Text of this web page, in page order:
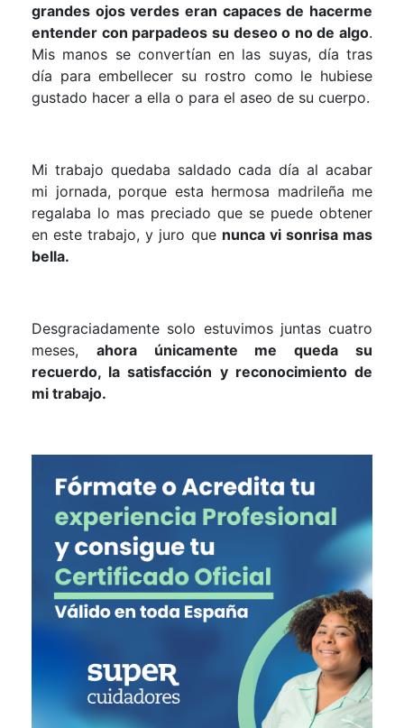
grandes ojos verdes eran capaces de hacerme
entender con parpadeos su deseo o no de algo.
Mis manos se convertían en las suyas, día tras
día para embellecer su rostro como le hubiese
gustado hacer a ella o para el aseo de su cuerpo.
Mi trabajo quedaba saldado cada día al acabar
mi jornada, porque esta hermosa madrileña me
regalaba lo mas preciado que se puede obtener
en este trabajo, y juro que nunca vi sonrisa mas
bella.
Desgraciadamente solo estuvimos juntas cuatro
meses, ahora únicamente me queda su
recuerdo, la satisfacción y reconocimiento de
mi trabajo.